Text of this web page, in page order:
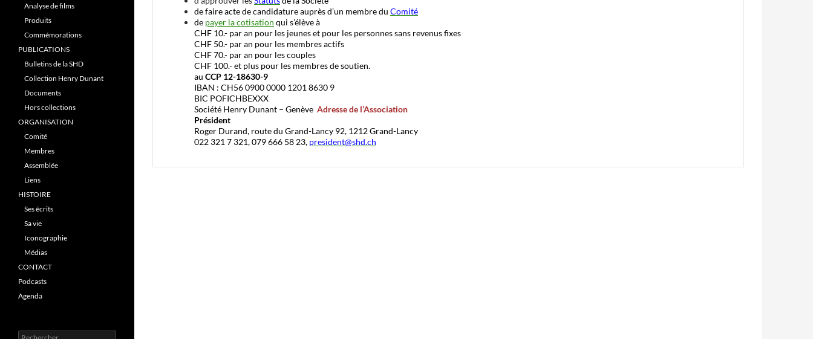
de faire acte de candidature auprès d’un membre du Comité
de payer la cotisation qui s’élève à
CHF 10.- par an pour les jeunes et pour les personnes sans revenus fixes
CHF 50.- par an pour les membres actifs
CHF 70.- par an pour les couples
CHF 100.- et plus pour les membres de soutien.
au CCP 12-18630-9
IBAN : CH56 0900 0000 1201 8630 9
BIC POFICHBEXXX
Société Henry Dunant – Genève Adresse de l’Association
Président
Roger Durand, route du Grand-Lancy 92, 1212 Grand-Lancy
022 321 7 321, 079 666 58 23, president@shd.ch
Analyse de films
Produits
Commémorations
PUBLICATIONS
Bulletins de la SHD
Collection Henry Dunant
Documents
Hors collections
ORGANISATION
Comité
Membres
Assemblée
Liens
HISTOIRE
Ses écrits
Sa vie
Iconographie
Médias
CONTACT
Podcasts
Agenda
R